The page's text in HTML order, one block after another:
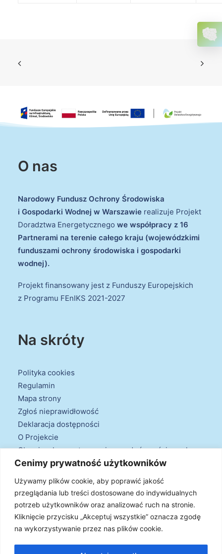
Cenimy prywatność użytkowników
Używamy plików cookie, aby poprawić jakość
przeglądania lub treści dostosowane do indywidualnych
potrzeb użytkowników oraz analizować ruch na stronie.
Kliknięcie przycisku „Akceptuj wszystkie” oznacza zgodę
na wykorzystywanie przez nas plików cookie.
O nas
Narodowy Fundusz Ochrony Środowiska
i Gospodarki Wodnej w Warszawie realizuje Projekt
Doradztwa Energetycznego we współpracy z 16
Partnerami na terenie całego kraju (wojewódzkimi
funduszami ochrony środowiska i gospodarki
wodnej).
Projekt finansowany jest z Funduszy Europejskich
z Programu FEnIKS 2021-2027
Na skróty
Polityka cookies
Regulamin
Mapa strony
Zgłoś nieprawidłowość
Deklaracja dostępności
O Projekcie
Obowiązek przestrzegania zasad równościowych
oraz warunków podstawowych
Klauzule informacyjne
zastrzeżone